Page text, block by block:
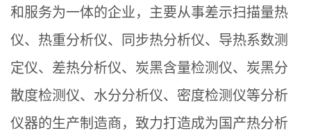
和服务为一体的企业，主要从事差示扫描量热
仪、热重分析仪、同步热分析仪、导热系数测
定仪、差热分析仪、炭黑含量检测仪、炭黑分
散度检测仪、水分分析仪、密度检测仪等分析
仪器的生产制造商，致力打造成为国产热分析